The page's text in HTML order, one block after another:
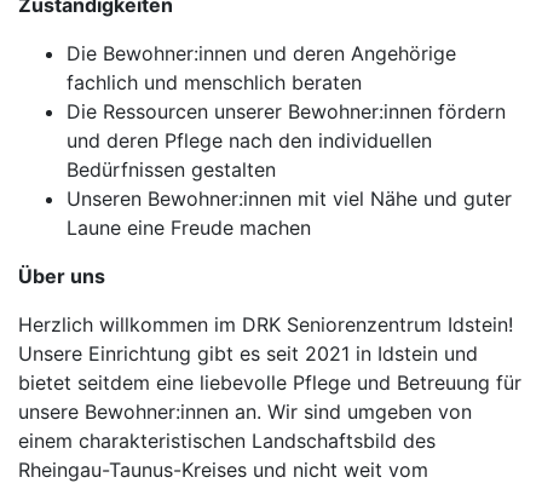
Zuständigkeiten
Die Bewohner:innen und deren Angehörige
fachlich und menschlich beraten
Die Ressourcen unserer Bewohner:innen fördern
und deren Pflege nach den individuellen
Bedürfnissen gestalten
Unseren Bewohner:innen mit viel Nähe und guter
Laune eine Freude machen
Über uns
Herzlich willkommen im DRK Seniorenzentrum Idstein!
Unsere Einrichtung gibt es seit 2021 in Idstein und
bietet seitdem eine liebevolle Pflege und Betreuung für
unsere Bewohner:innen an. Wir sind umgeben von
einem charakteristischen Landschaftsbild des
Rheingau-Taunus-Kreises und nicht weit vom